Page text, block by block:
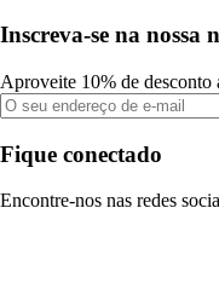
Inscreva-se na nossa
Aproveite 10% de desconto
Fique conectado
Encontre-nos nas redes